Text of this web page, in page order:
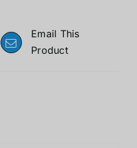
Email This
Product